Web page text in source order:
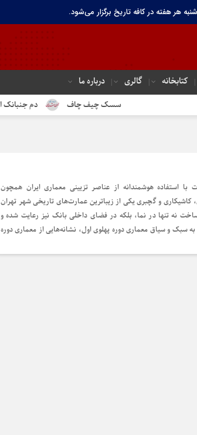
هر هفته در کافه تاریخ برگزار می‌شود.
کتابخانه گالری درباره ما
سسک چیف چاف دم جنبانک ابلق
استفاده هوشمندانه از عناصر تزیینی معماری ایران همچون
کاشیکاری و گچبری یکی از زیباترین عمارت‌های تاریخی شهر تهران
نه تنها در نما، بلکه در فضای داخلی بانک نیز رعایت شده و
سبک و سیاق معماری دوره پهلوی اول، نشانه‌هایی از معماری دوره